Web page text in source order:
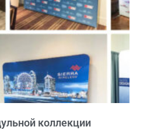
коллекции